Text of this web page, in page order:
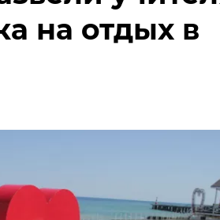
на отдых в